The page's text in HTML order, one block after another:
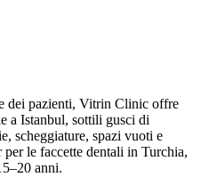
dei pazienti, Vitrin Clinic offre
a Istanbul, sottili gusci di
scheggiature, spazi vuoti e
le faccette dentali in Turchia,
anni.